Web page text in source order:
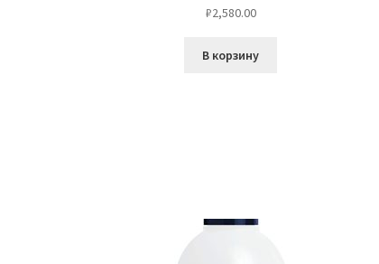
₽2,580.00
В корзину